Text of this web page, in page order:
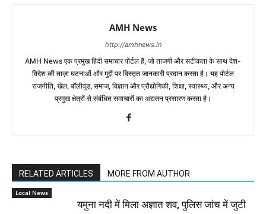
AMH News
http://amhnews.in
AMH News एक प्रमुख हिंदी समाचार पोर्टल है, जो ताजगी और सटीकता के साथ देश-
विदेश की ताज़ा घटनाओं और मुद्दों पर विस्तृत जानकारी प्रदान करता है। यह पोर्टल
राजनीति, खेल, बॉलीवुड, समाज, विज्ञान और प्रौद्योगिकी, शिक्षा, स्वास्थ्य, और अन्य
प्रमुख क्षेत्रों से संबंधित समाचारों का अद्यतन प्रसारण करता है।
RELATED ARTICLES MORE FROM AUTHOR
Local News
यमुना नदी में मिला अज्ञात शव, पुलिस जांच में जुटी